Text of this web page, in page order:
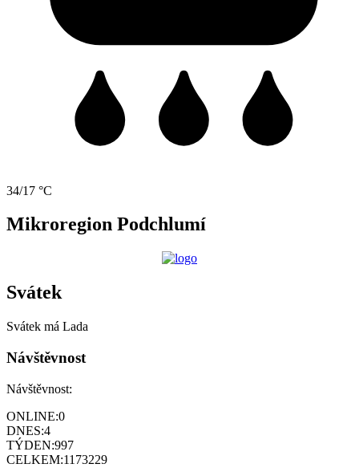
34/17 °C
Mikroregion Podchlumí
Svátek
Svátek má Lada
Návštěvnost
Návštěvnost:
ONLINE:0
DNES:4
TÝDEN:997
CELKEM:1173229